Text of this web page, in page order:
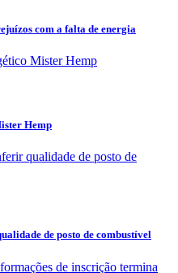
com a falta de energia
Hemp
de posto de combustível